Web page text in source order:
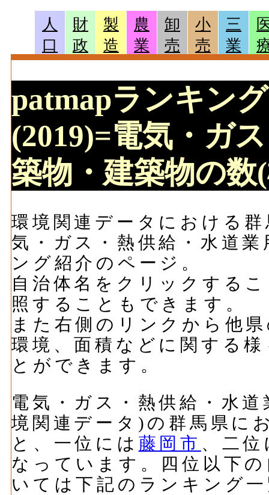
人
口
財
政
製
造
農
業
卸
売
小
売
三
業
patmapランキン
(2019)=電気・ガ
築物・建築物の
環境関連データにおける
気・ガス・熱供給・水道
ング紹介のページ。
自治体名をクリックする
照することもできます。
また右側のリンクから他
環境、面積などに関する
とができます。
電気・ガス・熱供給・水
境関連データ)の群馬県に
と、一位には 藤岡市 、二
なっています。四位以下
いては下記のランキング